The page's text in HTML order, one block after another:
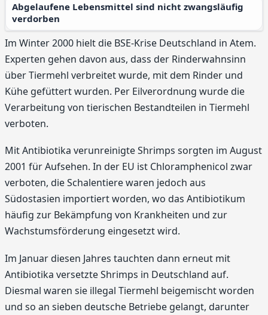
Abgelaufene Lebensmittel sind nicht zwangsläufig
verdorben
Im Winter 2000 hielt die BSE-Krise Deutschland in Atem.
Experten gehen davon aus, dass der Rinderwahnsinn
über Tiermehl verbreitet wurde, mit dem Rinder und
Kühe gefüttert wurden. Per Eilverordnung wurde die
Verarbeitung von tierischen Bestandteilen in Tiermehl
verboten.
Mit Antibiotika verunreinigte Shrimps sorgten im August
2001 für Aufsehen. In der EU ist Chloramphenicol zwar
verboten, die Schalentiere waren jedoch aus
Südostasien importiert worden, wo das Antibiotikum
häufig zur Bekämpfung von Krankheiten und zur
Wachstumsförderung eingesetzt wird.
Im Januar diesen Jahres tauchten dann erneut mit
Antibiotika versetzte Shrimps in Deutschland auf.
Diesmal waren sie illegal Tiermehl beigemischt worden
und so an sieben deutsche Betriebe gelangt, darunter